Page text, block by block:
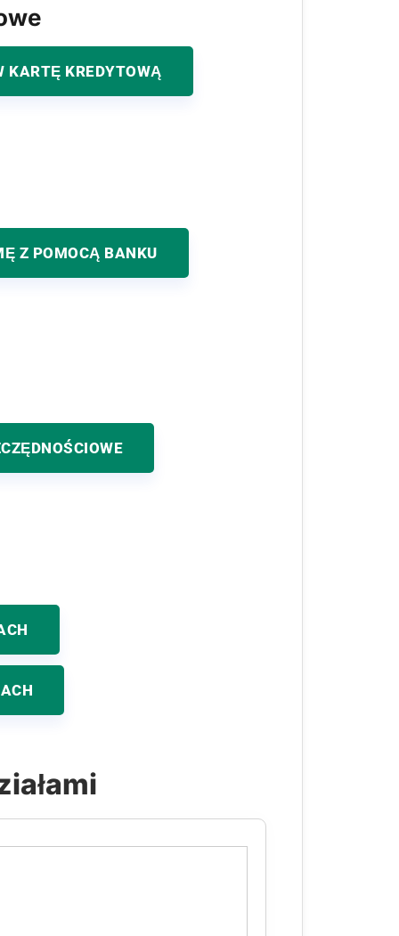
KARTĘ KREDYTOWĄ
Z POMOCĄ BANKU